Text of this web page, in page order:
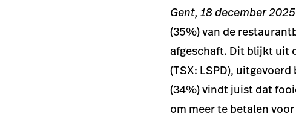
Gent, 18 december
(35%) van de
afgeschaft. Dit blijkt uit
(TSX: LSPD),
(34%) vindt juist dat
om meer te betalen